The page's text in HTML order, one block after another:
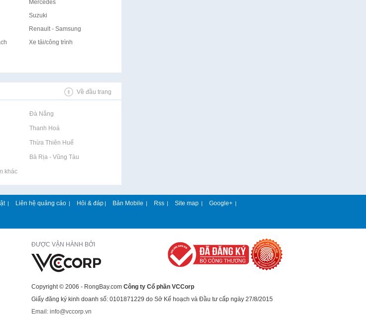
Mercedes
Suzuki
Renault - Samsung
Xe tải/công trình
Về đầu trang
Rao vặt tại Đà Nẵng
Rao vặt tại Thanh Hoá
Rao vặt tại Thừa Thiên Huế
Rao vặt tại Bà Rịa - Vũng Tàu
khác
| Liên hệ quảng cáo | Hỏi & đáp | Bản Mobile | Rss | Site map | Google+ |
ĐƯỢC VẬN HÀNH BỞI
Copyright © 2006 - RongBay.com Công ty Cổ phần VCCorp
Giấy đăng ký kinh doanh số: 0101871229 do Sở Kế hoạch và Đầu tư cấp ngày 27/8/2015
Email: info@vccorp.vn